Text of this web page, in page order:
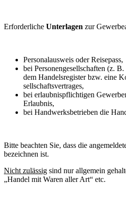
Erforderliche Unterlagen zur
Personalausweis oder Reisepass,
bei Personengesellschaften (z.
dem Handelsregister bzw. eine
sellschaftsvertrages,
bei erlaubnispflichtigen
Erlaubnis,
bei Handwerksbetrieben die
Bitte beachten Sie, dass die
bezeichnen ist.
Nicht zulässig sind nur allgemein
„Handel mit Waren aller Art“ etc.